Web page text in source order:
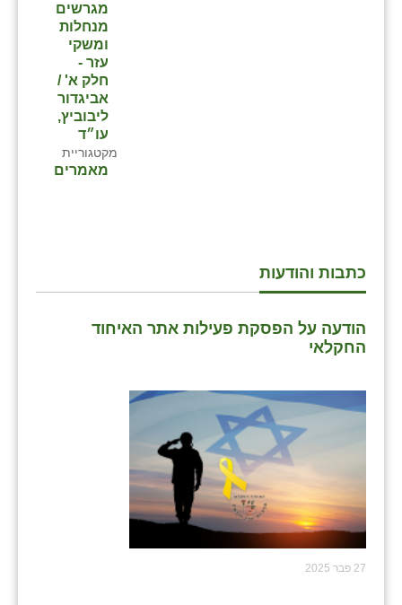
מגרשים
מנחלות
ומשקי
עזר -
חלק א' /
אביגדור
ליבוביץ,
עו״ד
מקטגוריית
מאמרים
כתבות והודעות
הודעה על הפסקת פעילות אתר האיחוד
החקלאי
27 פבר 2025